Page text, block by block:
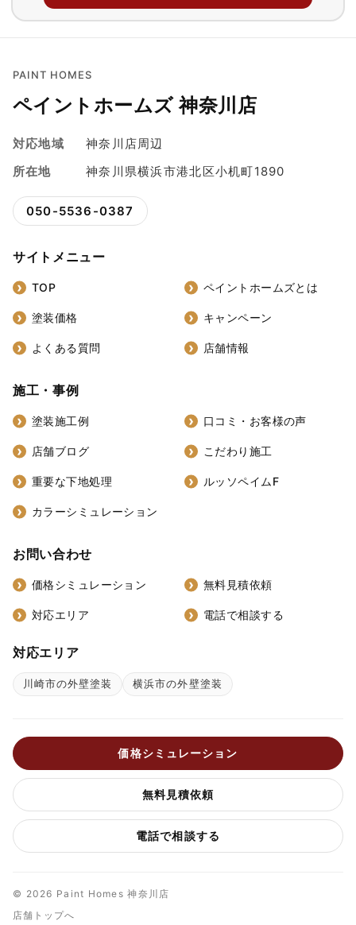
PAINT HOMES
ペイントホームズ 神奈川店
対応地域
神奈川店周辺
所在地
神奈川県横浜市港北区小机町1890
050-5536-0387
サイトメニュー
TOP ペイントホームズとは
塗装価格 キャンペーン
よくある質問 店舗情報
施工・事例
塗装施工例 口コミ・お客様の声
店舗ブログ こだわり施工
重要な下地処理 ルッソペイムF
カラーシミュレーション
お問い合わせ
価格シミュレーション 無料見積依頼
対応エリア 電話で相談する
対応エリア
川崎市の外壁塗装 横浜市の外壁塗装
価格シミュレーション
無料見積依頼
電話で相談する
© 2026 Paint Homes 神奈川店
店舗トップへ